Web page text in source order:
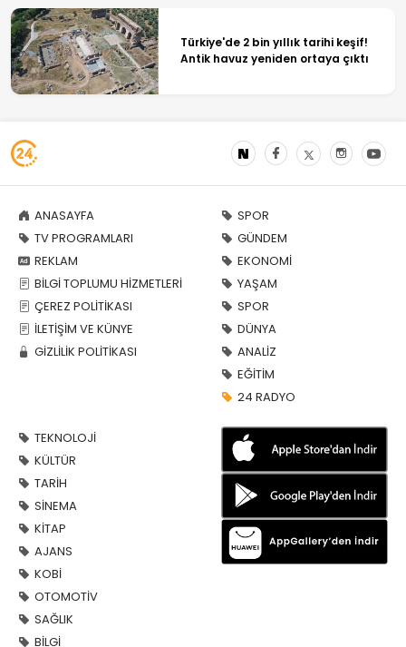
Türkiye'de 2 bin yıllık tarihi keşif!
Antik havuz yeniden ortaya çıktı
ANASAYFA
TV PROGRAMLARI
REKLAM
BİLGİ TOPLUMU HİZMETLERİ
ÇEREZ POLİTİKASI
İLETİŞİM VE KÜNYE
GİZLİLİK POLİTİKASI
SPOR
GÜNDEM
EKONOMİ
YAŞAM
SPOR
DÜNYA
ANALİZ
EĞİTİM
24 RADYO
TEKNOLOJİ
KÜLTÜR
TARİH
SİNEMA
KİTAP
AJANS
KOBİ
OTOMOTİV
SAĞLIK
BİLGİ